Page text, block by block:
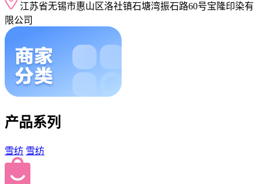
江苏省无锡市惠山区洛社镇石塘湾振石路60号宝隆印染有
限公司
产品系列
雪纺 雪纺